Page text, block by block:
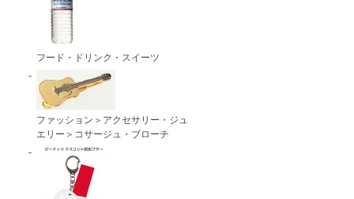
フード・ドリンク・スイーツ
ファッション＞アクセサリー・ジュ
エリー＞コサージュ・ブローチ